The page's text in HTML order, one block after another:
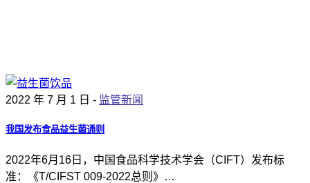
2022 年 7 月 1 日 - 监管新闻
我国发布食品益生菌通则
2022年6月16日，中国食品科学技术学会（CIFT）发布标
准：《T/CIFST 009-2022总则》…